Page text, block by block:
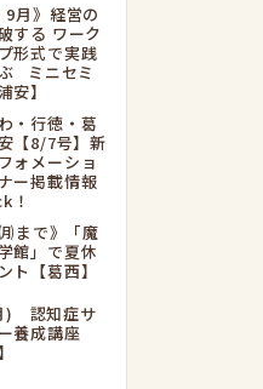
9月》経営の
する ワーク
形式で実践
ミニセミ
安】
・行徳・葛
【8/7号】新
ォメーショ
ー掲載情報
！
まで》「魔
館」で夏休
ト【葛西】
) 認知症サ
養成講座